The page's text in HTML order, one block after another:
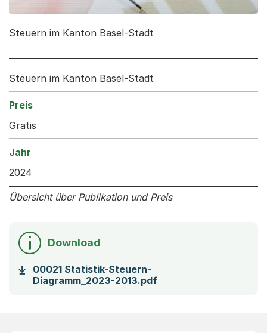
Steuern im Kanton Basel-Stadt
Steuern im Kanton Basel-Stadt
Gratis
2024
Übersicht über Publikation und Preis
Download
00021 Statistik-Steuern-
Diagramm_2023-2013.pdf(Startet einen